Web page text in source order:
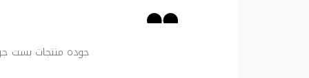
جوده منتجات بست